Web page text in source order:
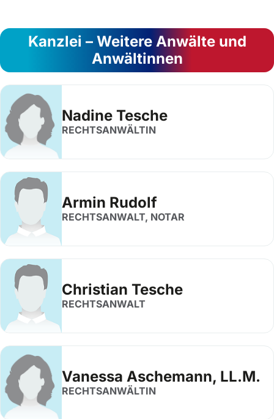
Kanzlei – Weitere Anwälte und
Anwältinnen
Nadine Tesche
RECHTSANWÄLTIN
Armin Rudolf
RECHTSANWALT, NOTAR
Christian Tesche
RECHTSANWALT
Vanessa Aschemann, LL.M.
RECHTSANWÄLTIN